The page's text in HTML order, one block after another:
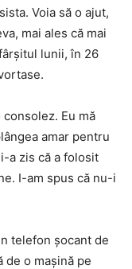
Voia să o ajut,
mai ales că mai
lunii, în 26
Eu mă
amar pentru
a zis că a folosit
I-am spus că nu-i
telefon şocant de
de o maşină pe